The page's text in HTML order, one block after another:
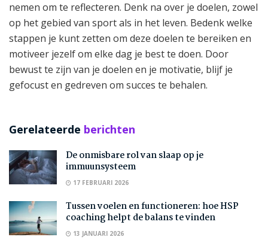
nemen om te reflecteren. Denk na over je doelen, zowel
op het gebied van sport als in het leven. Bedenk welke
stappen je kunt zetten om deze doelen te bereiken en
motiveer jezelf om elke dag je best te doen. Door
bewust te zijn van je doelen en je motivatie, blijf je
gefocust en gedreven om succes te behalen.
Gerelateerde berichten
De onmisbare rol van slaap op je
immuunsysteem
17 FEBRUARI 2026
Tussen voelen en functioneren: hoe HSP
coaching helpt de balans te vinden
13 JANUARI 2026